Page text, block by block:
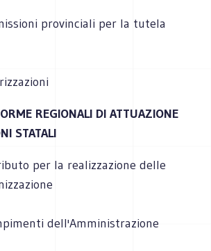
provinciali per la tutela
REGIONALI DI ATTUAZIONE
STATALI
per la realizzazione delle
dell'Amministrazione